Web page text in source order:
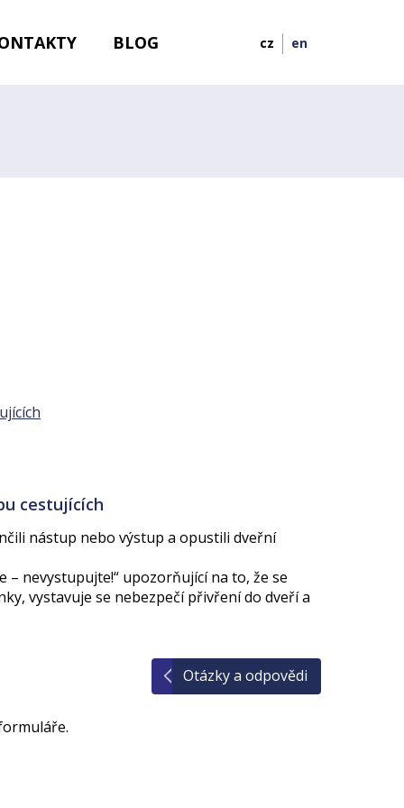
cz en
BLOG
cestujících
nástup nebo výstup a opustili dveřní
nevystupujte!“ upozorňující na to, že se
vystavuje se nebezpečí přivření do dveří a
Otázky a odpovědi